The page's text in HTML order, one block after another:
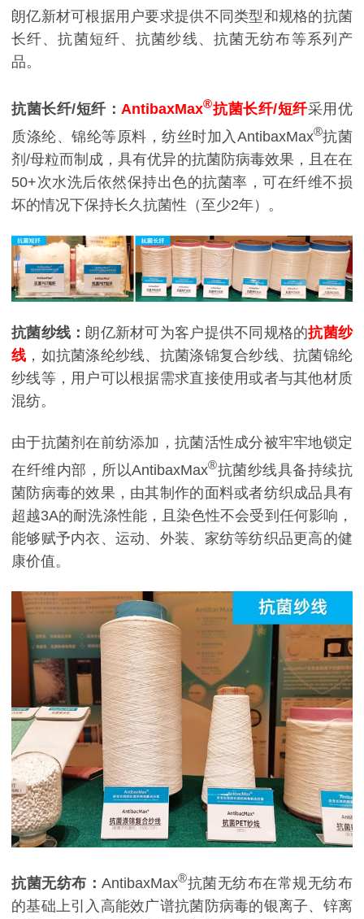
朗亿新材可根据用户要求提供不同类型和规格的抗菌
长纤、抗菌短纤、抗菌纱线、抗菌无纺布等系列产
品。
抗菌长纤/短纤： AntibaxMax®抗菌长纤/短纤采用优
质涤纶、锦纶等原料，纺丝时加入AntibaxMax®抗菌
剂/母粒而制成，具有优异的抗菌防病毒效果，且在在
50+次水洗后依然保持出色的抗菌率，可在纤维不损
坏的情况下保持长久抗菌性（至少2年）。
抗菌纱线： 朗亿新材可为客户提供不同规格的抗菌纱
线 ，如抗菌涤纶纱线、抗菌涤锦复合纱线、抗菌锦纶
纱线等，用户可以根据需求直接使用或者与其他材质
混纺。
由于抗菌剂在前纺添加，抗菌活性成分被牢牢地锁定
在纤维内部，所以AntibaxMax®抗菌纱线具备持续抗
菌防病毒的效果，由其制作的面料或者纺织成品具有
超越3A的耐洗涤性能，且染色性不会受到任何影响，
能够赋予内衣、运动、外装、家纺等纺织品更高的健
康价值。
抗菌无纺布：AntibaxMax®抗菌无纺布在常规无纺布
的基础上引入高能效广谱抗菌防病毒的银离子、锌离